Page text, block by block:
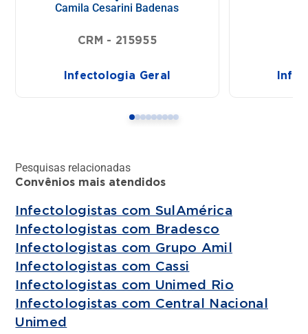
Camila Cesarini Badenas
CRM - 215955
Infectologia Geral
Pesquisas relacionadas
Convênios mais atendidos
Infectologistas com SulAmérica
Infectologistas com Bradesco
Infectologistas com Grupo Amil
Infectologistas com Cassi
Infectologistas com Unimed Rio
Infectologistas com Central Nacional
Unimed